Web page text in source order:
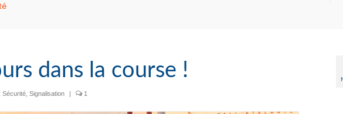
dans la course !
Sécurité Signalisation | 1